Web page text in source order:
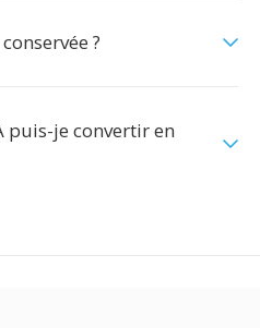
?
puis-je convertir en